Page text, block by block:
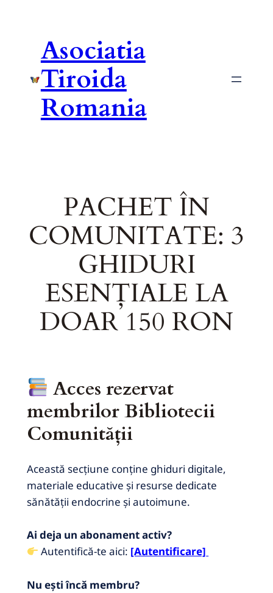
Asociatia
Tiroida
Romania
PACHET ÎN
COMUNITATE: 3
GHIDURI
ESENȚIALE LA
DOAR 150 RON
Acces rezervat
membrilor Bibliotecii
Comunității
Această secțiune conține ghiduri digitale,
materiale educative și resurse dedicate
sănătății endocrine și autoimune.
Ai deja un abonament activ?
Autentifică-te aici: [Autentificare]
Nu ești încă membru?